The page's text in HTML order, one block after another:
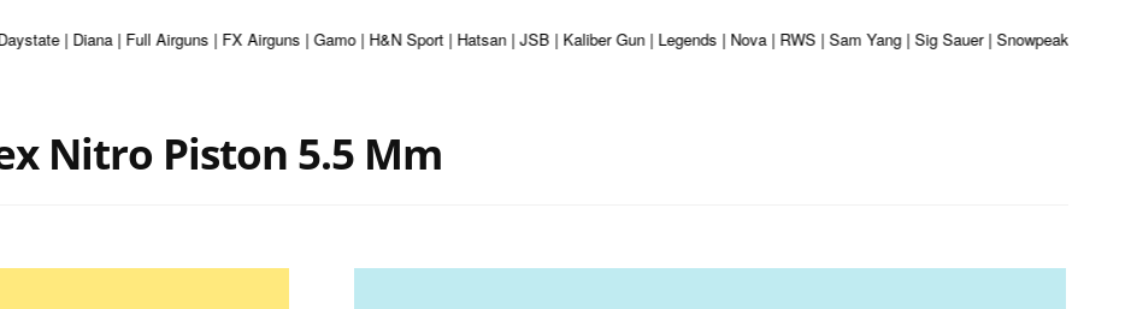
| Diana | Full Airguns | FX Airguns | Gamo | H&N Sport | Hatsan | JSB | Kaliber Gun | Legends | Nova | RWS | Sam Yang | Sig Sauer | Snowpeak | Umarex
Nitro Piston 5.5 Mm